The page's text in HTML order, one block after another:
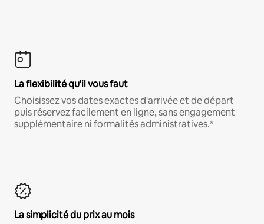
La flexibilité qu'il vous faut
Choisissez vos dates exactes d'arrivée et de départ
puis réservez facilement en ligne, sans engagement
supplémentaire ni formalités administratives.*
La simplicité du prix au mois